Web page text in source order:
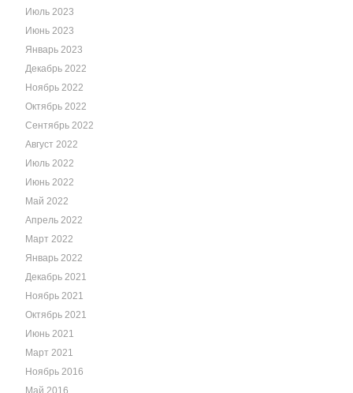
Июль 2023
Июнь 2023
Январь 2023
Декабрь 2022
Ноябрь 2022
Октябрь 2022
Сентябрь 2022
Август 2022
Июль 2022
Июнь 2022
Май 2022
Апрель 2022
Март 2022
Январь 2022
Декабрь 2021
Ноябрь 2021
Октябрь 2021
Июнь 2021
Март 2021
Ноябрь 2016